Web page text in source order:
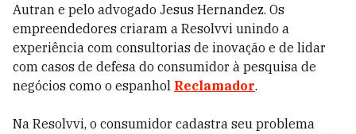
Autran e pelo advogado Jesus Hernandez. Os
empreendedores criaram a Resolvvi unindo a
experiência com consultorias de inovação e de lidar
com casos de defesa do consumidor à pesquisa de
negócios como o espanhol Reclamador.
Na Resolvvi, o consumidor cadastra seu problema